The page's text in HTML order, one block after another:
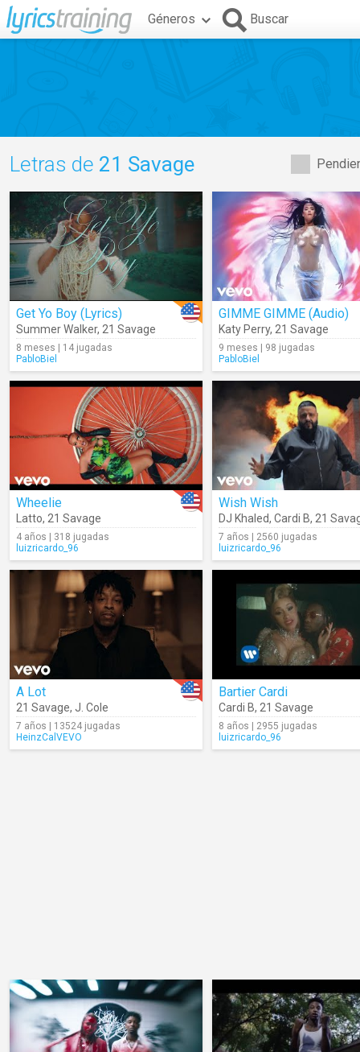
Géneros Buscar
Letras de 21 Savage
Get Yo Boy (Lyrics)
Summer Walker, 21 Savage
8 meses | 14 jugadas
PabloBiel
GIMME GIMME (Audio)
Katy Perry, 21 Savage
9 meses | 98 jugadas
PabloBiel
Wheelie
Latto, 21 Savage
4 años | 318 jugadas
luizricardo_96
Wish Wish
DJ Khaled, Cardi B, 21
7 años | 2560 jugadas
luizricardo_96
A Lot
21 Savage, J. Cole
7 años | 13524 jugadas
HeinzCalVEVO
Bartier Cardi
Cardi B, 21 Savage
8 años | 2955 jugadas
luizricardo_96